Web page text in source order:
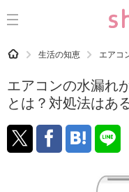
CATEGORY 記事カテゴリ
運気
洗濯
生活の知恵
HOME 生活の知恵 エアコ
エアコンの水漏れ
とは？対処法はあ